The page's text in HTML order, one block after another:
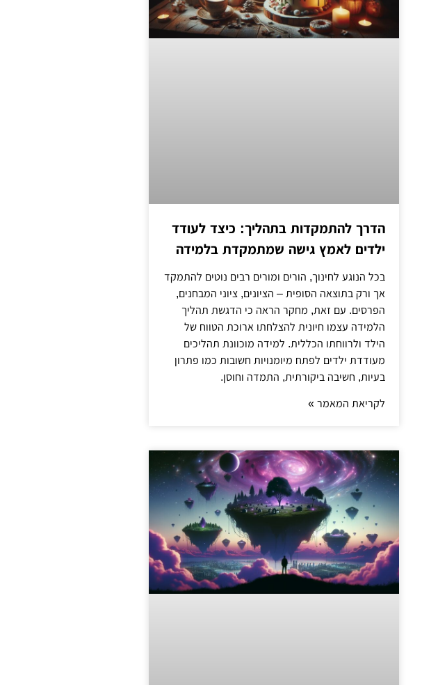
הדרך להתמקדות בתהליך: כיצד לעודד
ילדים לאמץ גישה שמתמקדת בלמידה
בכל הנוגע לחינוך, הורים ומורים רבים נוטים להתמקד
אך ורק בתוצאה הסופית – הציונים, ציוני המבחנים,
הפרסים. עם זאת, מחקר הראה כי הדגשת תהליך
הלמידה עצמו חיונית להצלחתו ארוכת הטווח של
הילד ולרווחתו הכללית. למידה מוכוונת תהליכים
מעודדת ילדים לפתח מיומנויות חשובות כמו פתרון
בעיות, חשיבה ביקורתית, התמדה וחוסן.
לקריאת המאמר »